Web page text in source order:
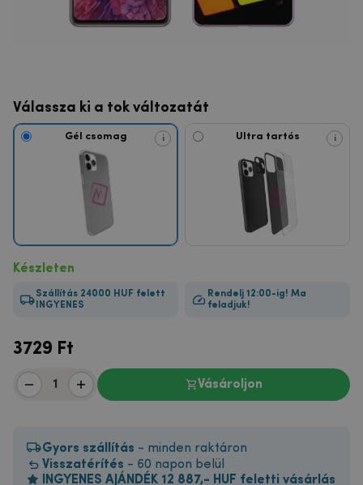
Válassza ki a tok változatát
Gél csomag i Ultra tartós i
Készleten
Szállítás 24000 HUF felett
INGYENES
Rendelj 12:00-ig! Ma
feladjuk!
3729 Ft
Vásároljon
Gyors szállítás - minden raktáron
Visszatérítés - 60 napon belül
INGYENES AJÁNDÉK 12 887,- HUF feletti vásárlás